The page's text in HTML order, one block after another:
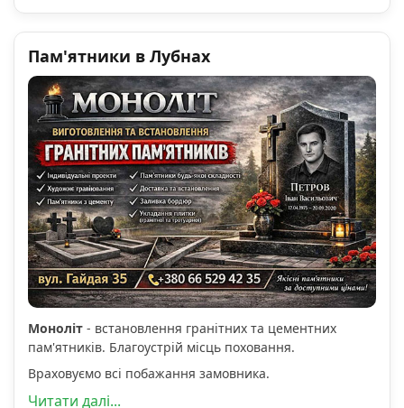
Пам'ятники в Лубнах
Моноліт - встановлення гранітних та цементних
пам'ятників. Благоустрій місць поховання.
Враховуємо всі побажання замовника.
Читати далі...